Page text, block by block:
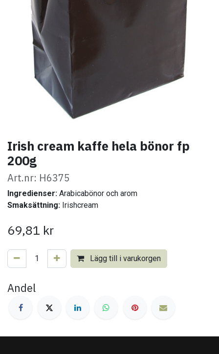
Irish cream kaffe hela bönor fp
200g
Art.nr: H6375
Ingredienser: Arabicabönor och arom
Smaksättning: Irishcream
69,81 kr
Lägg till i varukorgen
Andel